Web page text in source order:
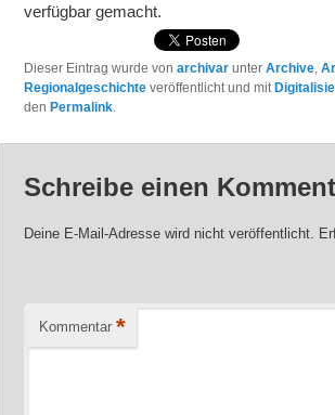
verfügbar gemacht.
Dieser Eintrag wurde vonarchivar unterArchive,
Regionalgeschichte veröffentlicht und mit
den Permalink.
Schreibe einen
Deine E-Mail-Adresse wird nicht veröffentlicht.
Kommentar *